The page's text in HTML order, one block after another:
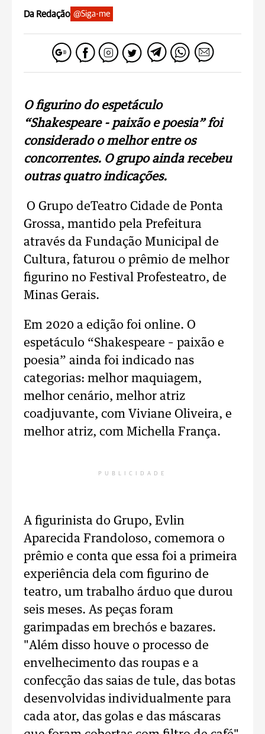
Da Redação @Siga-me
O figurino do espetáculo
“Shakespeare - paixão e poesia” foi
considerado o melhor entre os
concorrentes. O grupo ainda recebeu
outras quatro indicações.
O Grupo deTeatro Cidade de Ponta
Grossa, mantido pela Prefeitura
através da Fundação Municipal de
Cultura, faturou o prêmio de melhor
figurino no Festival Profesteatro, de
Minas Gerais.
Em 2020 a edição foi online. O
espetáculo “Shakespeare – paixão e
poesia” ainda foi indicado nas
categorias: melhor maquiagem,
melhor cenário, melhor atriz
coadjuvante, com Viviane Oliveira, e
melhor atriz, com Michella França.
PUBLICIDADE
A figurinista do Grupo, Evlin
Aparecida Frandoloso, comemora o
prêmio e conta que essa foi a primeira
experiência dela com figurino de
teatro, um trabalho árduo que durou
seis meses. As peças foram
garimpadas em brechós e bazares.
"Além disso houve o processo de
envelhecimento das roupas e a
confecção das saias de tule, das botas
desenvolvidas individualmente para
cada ator, das golas e das máscaras